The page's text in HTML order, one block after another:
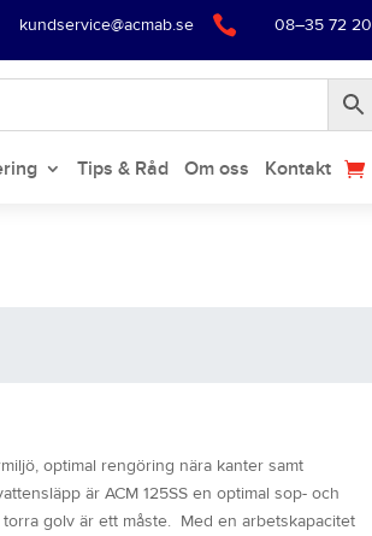
kundservice@acmab.se  08–35 72 20
Tips & Råd Om oss Kontakt
optimal rengöring nära kanter samt
är ACM 125SS en optimal sop- och
golv är ett måste. Med en arbetskapacitet